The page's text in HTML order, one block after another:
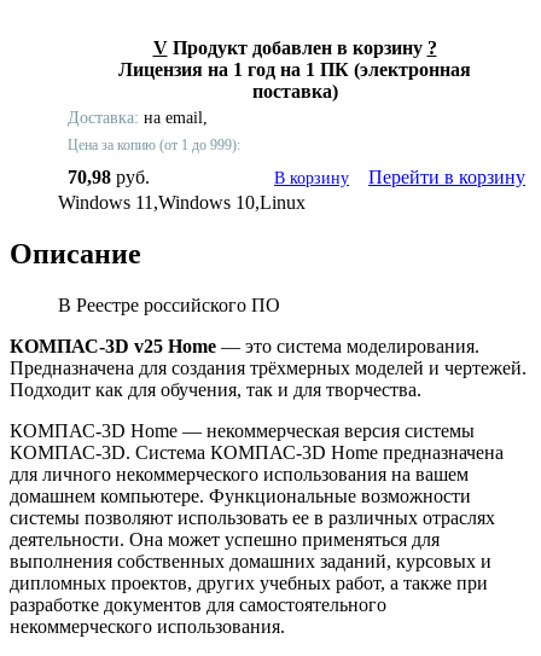
V Продукт добавлен в корзину ?
Лицензия на 1 год на 1 ПК (электронная
поставка)
Доставка: на email,
Цена за копию (от 1 до 999):
70,98 руб. В корзину
Перейти в корзину
Windows 11,Windows 10,Linux
Описание
В Реестре российского ПО
КОМПАС-3D v25 Home — это система моделирования.
Предназначена для создания трёхмерных моделей и чертежей.
Подходит как для обучения, так и для творчества.
КОМПАС-3D Home — некоммерческая версия системы
КОМПАС-3D. Система КОМПАС-3D Home предназначена
для личного некоммерческого использования на вашем
домашнем компьютере. Функциональные возможности
системы позволяют использовать ее в различных отраслях
деятельности. Она может успешно применяться для
выполнения собственных домашних заданий, курсовых и
дипломных проектов, других учебных работ, а также при
разработке документов для самостоятельного
некоммерческого использования.